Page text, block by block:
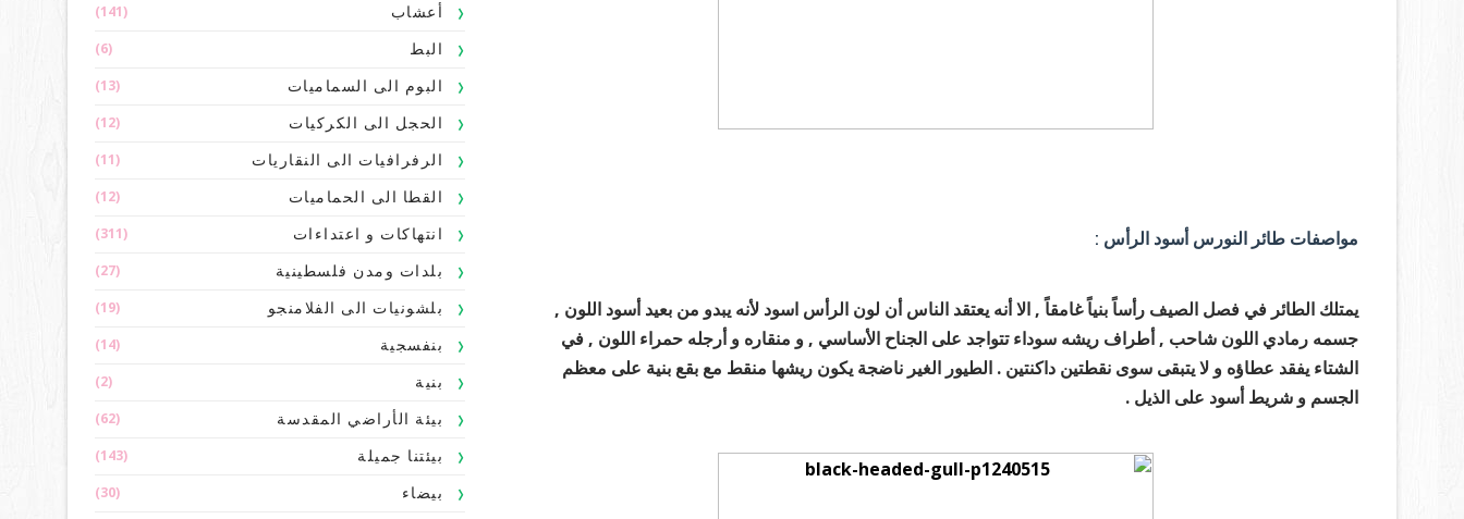
مواصفات طائر النورس أسود الرأس :
يمتلك الطائر في فصل الصيف رأساً بنياً غامقاً , الا أنه يعتقد الناس أن لون الرأس اسود لأنه يبدو من بعيد أسود اللون ,
جسمه رمادي اللون شاحب , أطراف ريشه سوداء تتواجد على الجناح الأساسي , و منقاره و أرجله حمراء اللون , في
الشتاء يفقد عطاؤه و لا يتبقى سوى نقطتين داكنتين . الطيور الغير ناضجة يكون ريشها منقط مع بقع بنية على معظم
الجسم و شريط أسود على الذيل .
أعشاب (141)
البط (6)
البوم الى السماميات (13)
الحجل الى الكركيات (12)
الرفرافيات الى النقاريات (11)
القطا الى الحماميات (12)
انتهاكات و اعتداءات (311)
بلدات ومدن فلسطينية (27)
بلشونيات الى الفلامنجو (19)
بنفسجية (14)
بنية (2)
بيئة الأراضي المقدسة (62)
بيئتنا جميلة (143)
بيضاء (30)